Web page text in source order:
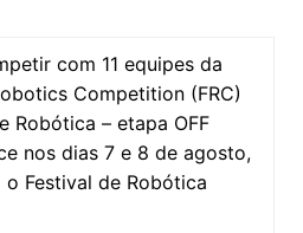
m
com 11 equipes da
Competition (FRC)
Robótica – etapa OFF
nos dias 7 e 8 de agosto,
Festival de Robótica